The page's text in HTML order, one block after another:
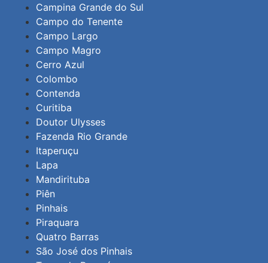
Campina Grande do Sul
Campo do Tenente
Campo Largo
Campo Magro
Cerro Azul
Colombo
Contenda
Curitiba
Doutor Ulysses
Fazenda Rio Grande
Itaperuçu
Lapa
Mandirituba
Piên
Pinhais
Piraquara
Quatro Barras
São José dos Pinhais